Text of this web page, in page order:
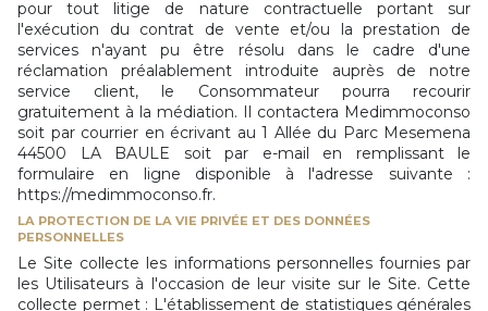
pour tout litige de nature contractuelle portant sur
l'exécution du contrat de vente et/ou la prestation de
services n'ayant pu être résolu dans le cadre d'une
réclamation préalablement introduite auprès de notre
service client, le Consommateur pourra recourir
gratuitement à la médiation. Il contactera Medimmoconso
soit par courrier en écrivant au 1 Allée du Parc Mesemena
44500 LA BAULE soit par e-mail en remplissant le
formulaire en ligne disponible à l'adresse suivante :
https://medimmoconso.fr.
LA PROTECTION DE LA VIE PRIVÉE ET DES DONNÉES
PERSONNELLES
Le Site collecte les informations personnelles fournies par
les Utilisateurs à l'occasion de leur visite sur le Site. Cette
collecte permet : L'établissement de statistiques générales